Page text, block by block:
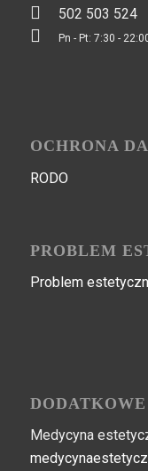
502 503 524
Pn - Pt: 7:30 -
OCHRONA
RODO
PROBLEM
Problem
Medycyna